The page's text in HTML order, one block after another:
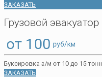
ЗАКАЗАТЬ
Грузовой эвакуатор
от 100 руб/км
Буксировка а/м от 10 до 15 тонн
ЗАКАЗАТЬ